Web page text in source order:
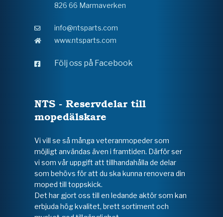
826 66 Marmaverken
info@ntsparts.com
www.ntsparts.com
Följ oss på Facebook
NTS - Reservdelar till
mopedälskare
Vi vill se så många veteranmopeder som
möjligt användas även i framtiden. Därför ser
vi som vår uppgift att tillhandahålla de delar
som behövs för att du ska kunna renovera din
moped till toppskick.
Det har gjort oss till en ledande aktör som kan
erbjuda hög kvalitet, brett sortiment och